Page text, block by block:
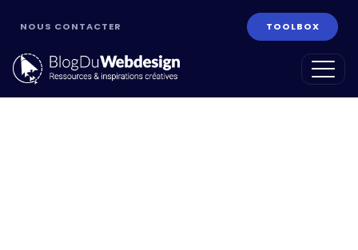
NOUS CONTACTER TOOLBOX